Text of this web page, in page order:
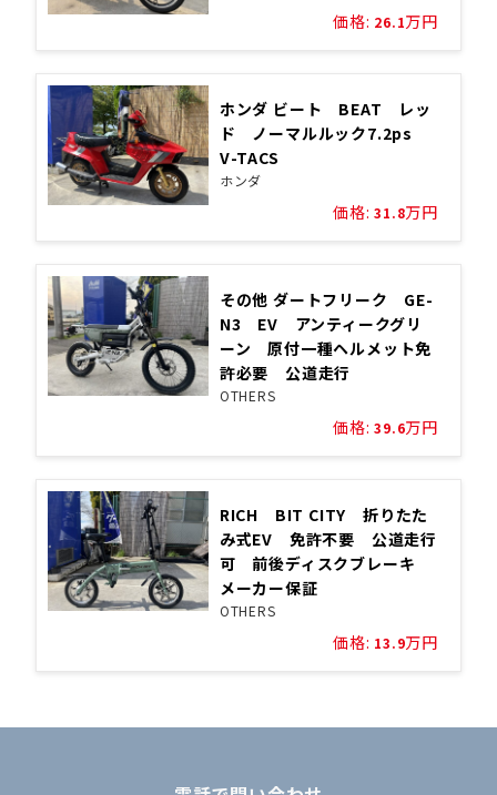
価格: 26.1万円
ホンダ ビート BEAT レッ
ド ノーマルルック7.2ps
V-TACS
ホンダ
価格: 31.8万円
その他 ダートフリーク GE-
N3 EV アンティークグリ
ーン 原付一種ヘルメット免
許必要 公道走行
OTHERS
価格: 39.6万円
RICH BIT CITY 折りたた
み式EV 免許不要 公道走行
可 前後ディスクブレーキ
メーカー保証
OTHERS
価格: 13.9万円